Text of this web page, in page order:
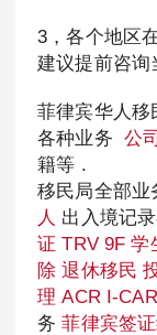
3，各个地区
建议提前咨询
菲律宾华人移
各种业务 公
籍等 .
移民局全部业
人 出入境记
证 TRV 9F 学
除 退休移民
理 ACR I-
务菲律宾签